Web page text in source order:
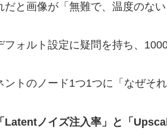
だと画像が「無難で、温度のな
フォルト設定に疑問を持ち、
ントのノード1つ1つに「なぜそ
「Latentノイズ注入率」と「